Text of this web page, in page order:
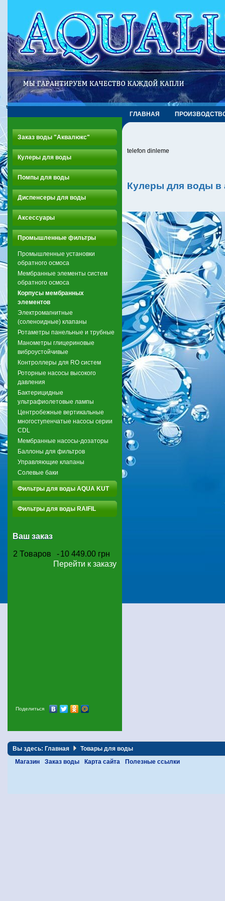
ГЛАВНАЯ
Заказ воды "Аквалюкс"
Кулеры для воды
Помпы для воды
Диспенсеры для воды
Аксессуары
Промышленные фильтры
Промышленные установки
обратного осмоса
Мембранные элементы систем
обратного осмоса
Корпусы мембранных
элементов
Электромагнитные
(соленоидные) клапаны
Ротаметры панельные и трубные
Манометры глицериновые
виброустойчивые
Контроллеры для RO систем
Роторные насосы высокого
давления
Бактерицидные
ультрафиолетовые лампы
Центробежные вертикальные
многоступенчатые насосы серии
CDL
Мембранные насосы-дозаторы
Баллоны для фильтров
Управляющие клапаны
Солевые баки
Фильтры для воды AQUA KUT
Фильтры для воды RAIFIL
Ваш заказ
2 Товаров -10 449.00 грн
Перейти к заказу
Поделиться
telefon dinleme
Кулеры для воды в
Вы здесь: Главная
Товары для воды
Магазин
Заказ воды Карта сайта Полезные ссылки